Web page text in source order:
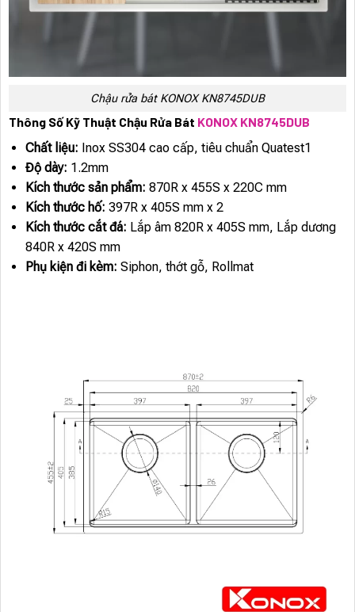
Chậu rửa bát KONOX KN8745DUB
Thông Số Kỹ Thuật Chậu Rửa Bát KONOX KN8745DUB
Chất liệu: Inox SS304 cao cấp, tiêu chuẩn Quatest1
Độ dày: 1.2mm
Kích thước sản phẩm: 870R x 455S x 220C mm
Kích thước hố: 397R x 405S mm x 2
Kích thước cắt đá: Lắp âm 820R x 405S mm, Lắp dương
840R x 420S mm
Phụ kiện đi kèm: Siphon, thớt gỗ, Rollmat